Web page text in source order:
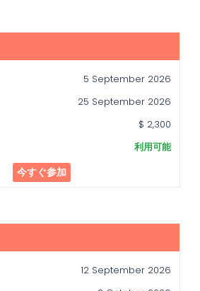
5 September 2026
25 September 2026
$ 2,300
利用可能
今すぐ参加
12 September 2026